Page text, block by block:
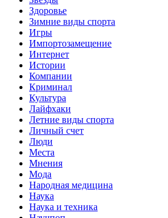
Здоровье
Зимние виды спорта
Игры
Импортозамещение
Интернет
Истории
Компании
Криминал
Культура
Лайфхаки
Летние виды спорта
Личный счет
Люди
Места
Мнения
Мода
Народная медицина
Наука
Наука и техника